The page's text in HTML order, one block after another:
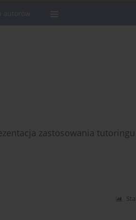
zastosowania